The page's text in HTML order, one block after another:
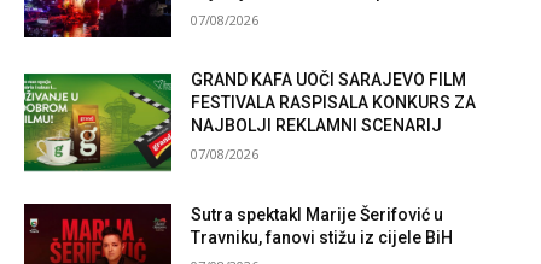
07/08/2026
GRAND KAFA UOČI SARAJEVO FILM
FESTIVALA RASPISALA KONKURS ZA
NAJBOLJI REKLAMNI SCENARIJ
07/08/2026
Sutra spektakl Marije Šerifović u
Travniku, fanovi stižu iz cijele BiH